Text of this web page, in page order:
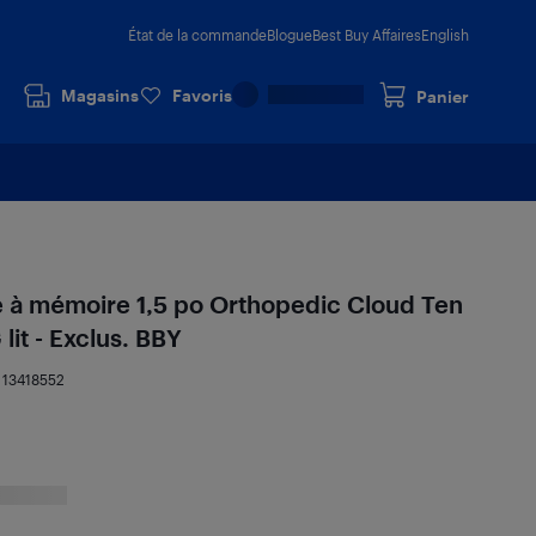
État de la commandeBlogueBest Buy AffairesEnglish
Magasins Favoris Panier
à mémoire 1,5 po Orthopedic Cloud Ten
- Exclus. BBY
13418552